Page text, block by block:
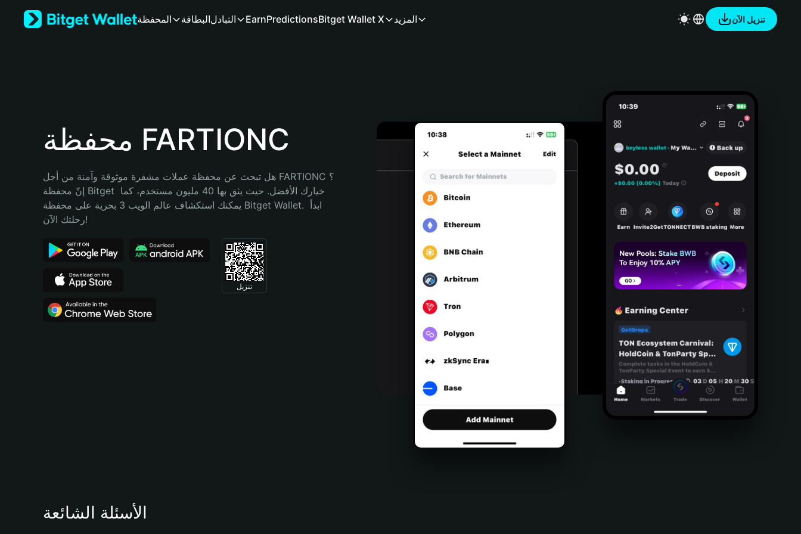
Bahasa Indonesia
Português (Brasil)
المحفظة البطاقةالتبادل EarnPredictionsBitget Wallet X المزيد تنزيل الآن
محفظة FARTIONC
هل تبحث عن محفظة عملات مشفرة موثوقة وآمنة من أجل FARTIONC؟
إنّ محفظة Bitget خيارك الأفضل. حيث يثق بها 40 مليون مستخدم، كما
يمكنك استكشاف عالم الويب 3 بحرية على محفظة Bitget Wallet. ابدأ
رحلتك الآن!
تنزيل
الأسئلة الشائعة